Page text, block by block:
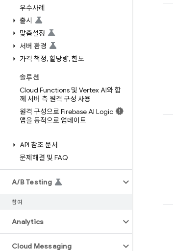
우수사례
출시
맞춤설정
서버 환경
가격 책정,할당량,한도
솔루션
Cloud Functions 및 Vertex AI와 함
께 서버 측 원격 구성 사용
원격 구성으로 Firebase AI Logic
앱을 동적으로 업데이트
API 참조 문서
문제해결 및 FAQ
A/B Testing
참여
Analytics
Cloud Messaging